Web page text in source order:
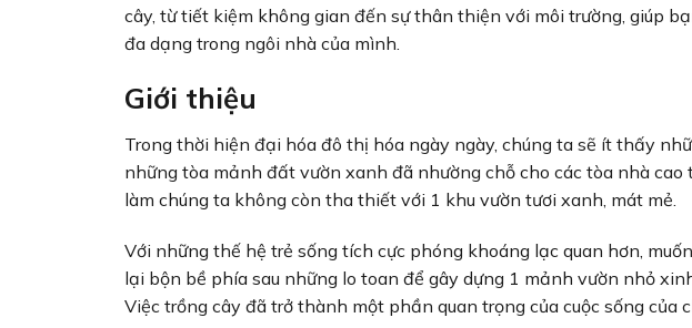
cây, từ tiết kiệm không gian đến sự thân thiện với môi trường, giúp
đa dạng trong ngôi nhà của mình.
Giới thiệu
Trong thời hiện đại hóa đô thị hóa ngày ngày, chúng ta sẽ ít thấy
những tòa mảnh đất vườn xanh đã nhường chỗ cho các tòa nhà
làm chúng ta không còn tha thiết với 1 khu vườn tươi xanh, mát mẻ.
Với những thế hệ trẻ sống tích cực phóng khoáng lạc quan hơn,
lại bộn bề phía sau những lo toan để gây dựng 1 mảnh vườn nhỏ
Việc trồng cây đã trở thành một phần quan trọng của cuộc sống của